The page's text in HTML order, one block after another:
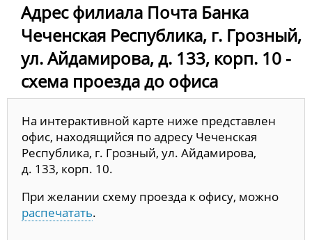
Адрес филиала Почта Банка
Чеченская Республика, г. Грозный,
ул. Айдамирова, д. 133, корп. 10 -
схема проезда до офиса
На интерактивной карте ниже представлен
офис, находящийся по адресу Чеченская
Республика, г. Грозный, ул. Айдамирова,
д. 133, корп. 10.
При желании схему проезда к офису, можно
распечатать.